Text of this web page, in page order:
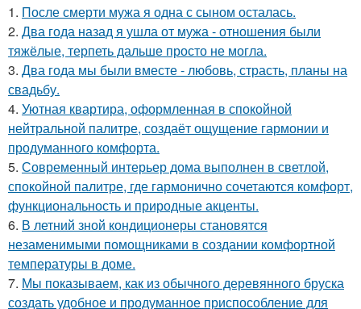
1. После смерти мужа я одна с сыном осталась.
2. Два года назад я ушла от мужа - отношения были
тяжёлые, терпеть дальше просто не могла.
3. Два года мы были вместе - любовь, страсть, планы на
свадьбу.
4. Уютная квартира, оформленная в спокойной
нейтральной палитре, создаёт ощущение гармонии и
продуманного комфорта.
5. Современный интерьер дома выполнен в светлой,
спокойной палитре, где гармонично сочетаются комфорт,
функциональность и природные акценты.
6. В летний зной кондиционеры становятся
незаменимыми помощниками в создании комфортной
температуры в доме.
7. Мы показываем, как из обычного деревянного бруска
создать удобное и продуманное приспособление для